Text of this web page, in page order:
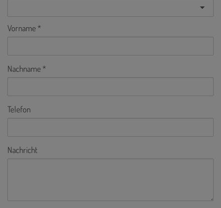
Vorname
Nachname
Telefon
Nachricht